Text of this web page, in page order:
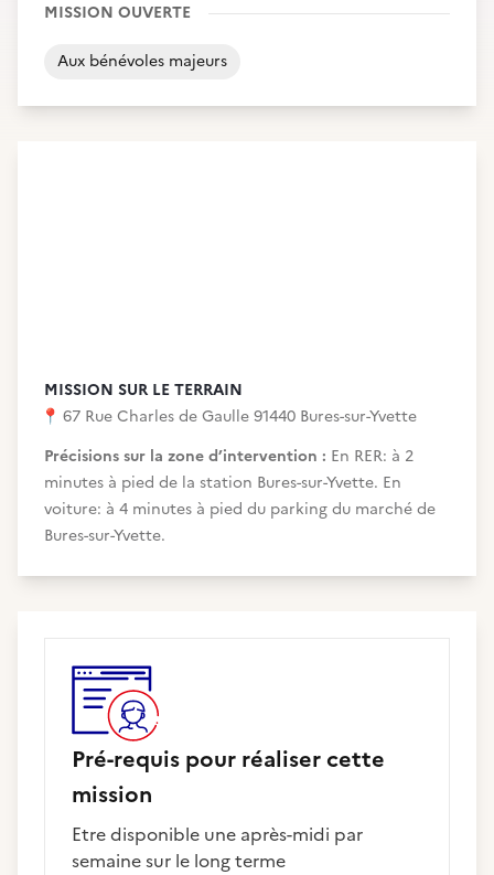
MISSION OUVERTE
Aux bénévoles majeurs
MISSION SUR LE TERRAIN
📍 67 Rue Charles de Gaulle 91440 Bures-sur-Yvette
Précisions sur la zone d’intervention : En RER: à 2
minutes à pied de la station Bures-sur-Yvette. En
voiture: à 4 minutes à pied du parking du marché de
Bures-sur-Yvette.
Pré-requis pour réaliser cette
mission
Etre disponible une après-midi par
semaine sur le long terme